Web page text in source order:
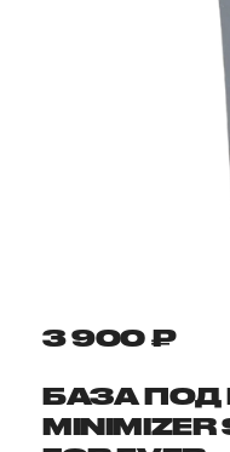
3 900 ₽
БАЗА ПОД
MINIMIZER